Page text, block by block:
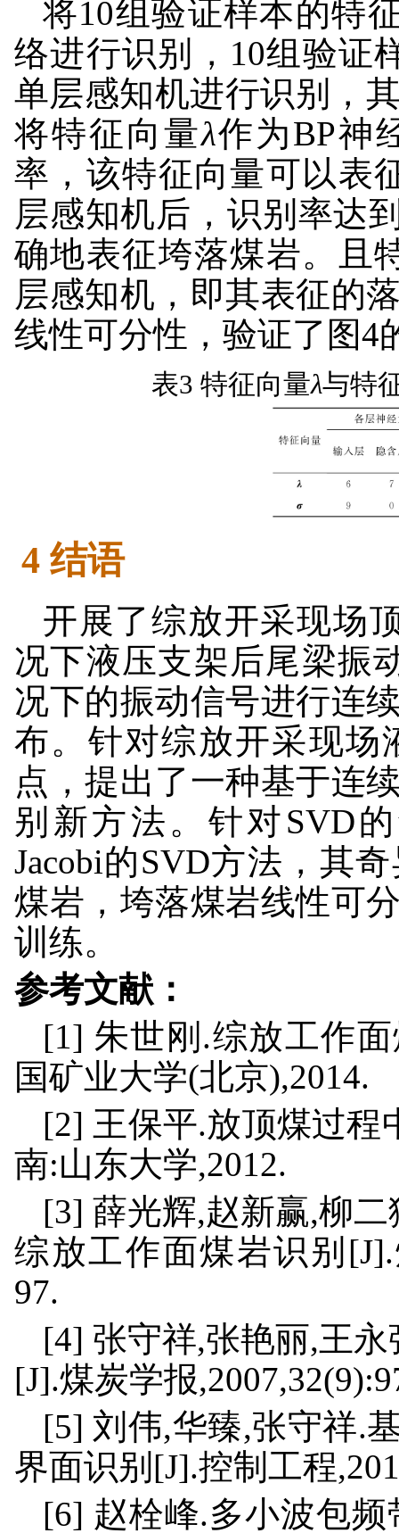
将10组验证样本的特
络进行识别，10组验证
单层感知机进行识别，
将特征向量λ作为BP神
率，该特征向量可以表
层感知机后，识别率达
确地表征垮落煤岩。且
层感知机，即其表征的
线性可分性，验证了图4
表3 特征向量λ与特
4 结语
开展了综放开采现场
况下液压支架后尾梁振
况下的振动信号进行连
布。针对综放开采现场
点，提出了一种基于连
别新方法。针对SVD
Jacobi的SVD方法，其
煤岩，垮落煤岩线性可
训练。
参考文献：
[1] 朱世刚.综放工作
国矿业大学(北京),2014.
[2] 王保平.放顶煤过程
南:山东大学,2012.
[3] 薛光辉,赵新赢,柳
综放工作面煤岩识别[J].
97.
[4] 张守祥,张艳丽,王
[J].煤炭学报
[5] 刘伟,华臻,张守祥.
界面识别[J].控制工程
[6] 赵栓峰.多小波包